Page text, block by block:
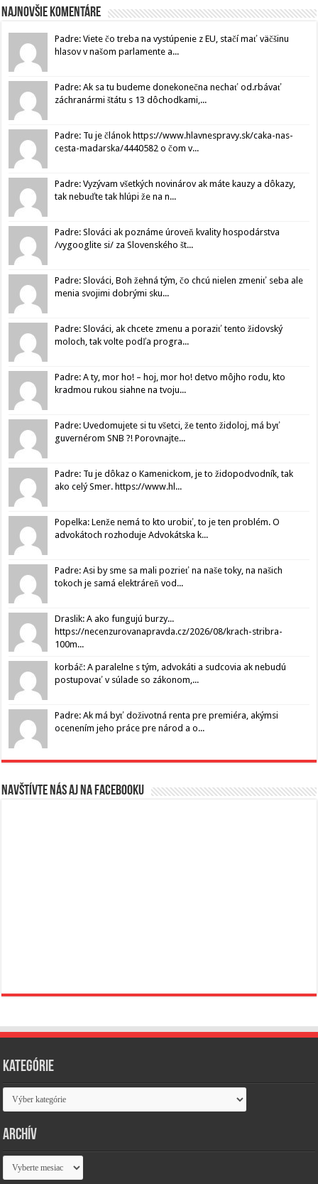
Najnovšie komentáre
Padre: Viete čo treba na vystúpenie z EU, stačí mať väčšinu
hlasov v našom parlamente a...
Padre: Ak sa tu budeme donekonečna nechať od.rbávať
záchranármi štátu s 13 dôchodkami,...
Padre: Tu je článok https://www.hlavnespravy.sk/caka-nas-
cesta-madarska/4440582 o čom v...
Padre: Vyzývam všetkých novinárov ak máte kauzy a dôkazy,
tak nebuďte tak hlúpi že na n...
Padre: Slováci ak poznáme úroveň kvality hospodárstva
/vygooglite si/ za Slovenského št...
Padre: Slováci, Boh žehná tým, čo chcú nielen zmeniť seba ale
menia svojimi dobrými sku...
Padre: Slováci, ak chcete zmenu a poraziť tento židovský
moloch, tak volte podľa progra...
Padre: A ty, mor ho! – hoj, mor ho! detvo môjho rodu, kto
kradmou rukou siahne na tvoju...
Padre: Uvedomujete si tu všetci, že tento židoloj, má byť
guvernérom SNB ?! Porovnajte...
Padre: Tu je dôkaz o Kamenickom, je to židopodvodník, tak
ako celý Smer. https://www.hl...
Popelka: Lenže nemá to kto urobiť, to je ten problém. O
advokátoch rozhoduje Advokátska k...
Padre: Asi by sme sa mali pozrieť na naše toky, na našich
tokoch je samá elektráreň vod...
Draslik: A ako fungujú burzy...
https://necenzurovanapravda.cz/2026/08/krach-stribra-
100m...
korbáč: A paralelne s tým, advokáti a sudcovia ak nebudú
postupovať v súlade so zákonom,...
Padre: Ak má byť doživotná renta pre premiéra, akýmsi
ocenením jeho práce pre národ a o...
Navštívte nás aj na Facebooku
Kategórie
Kategórie
Archív
Archív